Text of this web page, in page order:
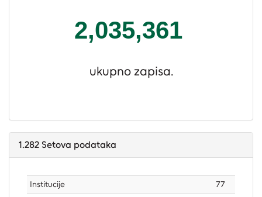
2,035,361
ukupno zapisa.
1.282 Setova podataka
Institucije
77